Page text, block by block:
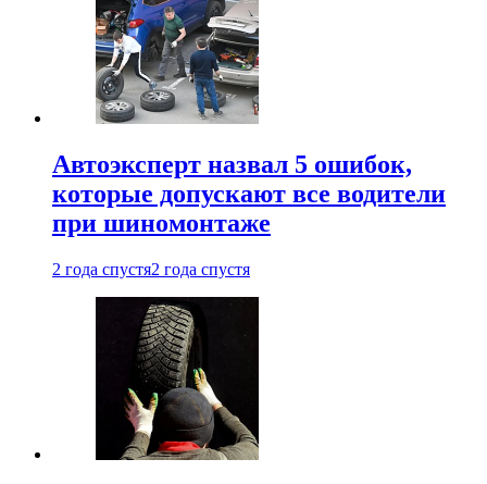
Автоэксперт назвал 5 ошибок,
которые допускают все водители
при шиномонтаже
2 года спустя2 года спустя